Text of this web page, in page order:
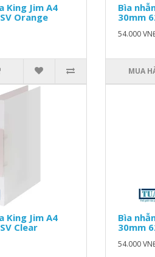
King Jim A4
Orange
Bìa
30mm
54.000
MUA
King Jim A4
Clear
Bìa
30mm
54.000